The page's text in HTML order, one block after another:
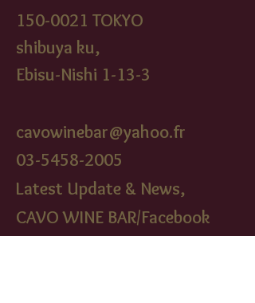
150-0021 TOKYO
shibuya ku,
Ebisu-Nishi 1-13-3
cavowinebar@yahoo.fr
03-5458-2005
Latest Update & News,
CAVO WINE BAR/Facebook